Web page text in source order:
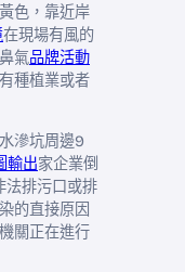
色，靠近岸
在現場有風的
氣品牌活動
種植業或者
滲坑周邊9
輸出家企業倒
法排污口或排
的直接原因
關正在進行